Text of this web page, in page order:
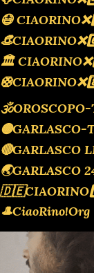
😷
🏛
🕉OROSCOPO-
🟡GARLASCO-
🔴GARLASCO
🌏GARLASCO
🎩CiaoRino!Org